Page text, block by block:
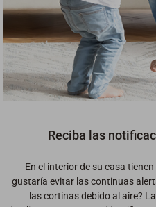
Reciba las
En el interior de su casa
gustaría evitar las continuas
las cortinas debido al aire?